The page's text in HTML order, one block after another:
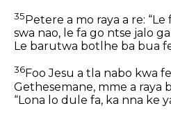
35 Petere a mo raya a re:
swa nao, le fa go ntse jalo
Le barutwa botlhe ba bua
36Foo Jesu a tla nabo kwa
Gethesemane, mme a raya
“Lona lo dule fa, ka nna ke